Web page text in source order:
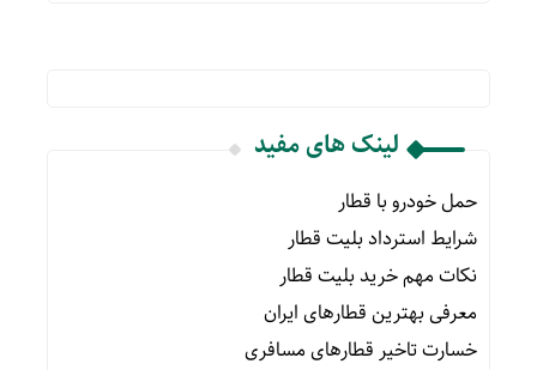
لینک های مفید
حمل خودرو با قطار
شرایط استرداد بلیت قطار
نکات مهم خرید بلیت قطار
معرفی بهترین قطارهای ایران
خسارت تاخیر قطارهای مسافری